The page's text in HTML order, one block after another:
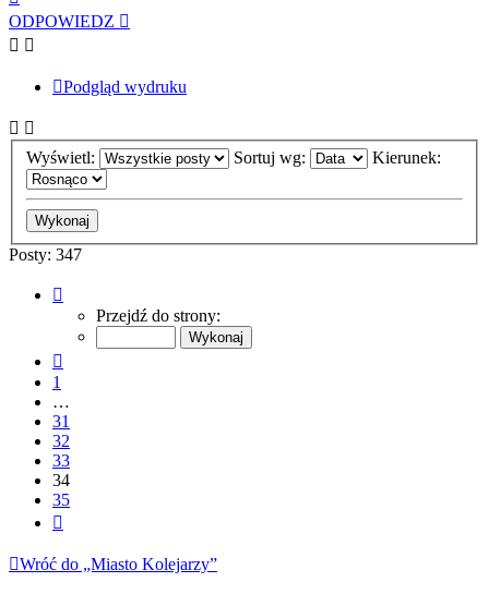
górę
ODPOWIEDZ
Podgląd wydruku
Wyświetl: Sortuj wg: Kierunek:
Posty: 347
34
Przejdź do strony:
1
…
31
32
33
34
35
Wróć do „Miasto Kolejarzy”